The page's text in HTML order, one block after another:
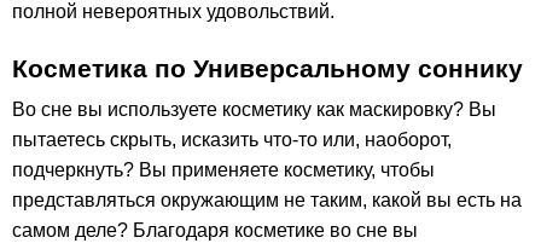
полной невероятных удовольствий.
Косметика по Универсальному соннику
Во сне вы используете косметику как маскировку? Вы
пытаетесь скрыть, исказить что-то или, наоборот,
подчеркнуть? Вы применяете косметику, чтобы
представляться окружающим не таким, какой вы есть на
самом деле? Благодаря косметике во сне вы